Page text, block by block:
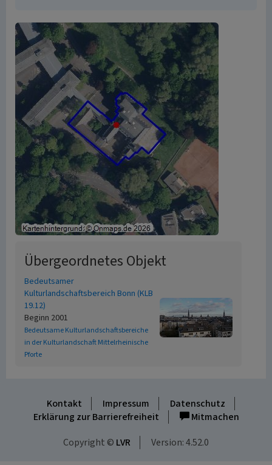
Übergeordnetes Objekt
Bedeutsamer
Kulturlandschaftsbereich Bonn (KLB
19.12)
Beginn 2001
Bedeutsame Kulturlandschaftsbereiche
in der Kulturlandschaft Mittelrheinische
Pforte
Kontakt Impressum
Datenschutz
Erklärung zur Barrierefreiheit
Mitmachen
Copyright © LVR Version: 4.52.0